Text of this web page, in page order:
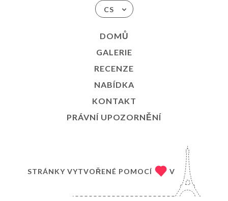
CS
DOMŮ
GALERIE
RECENZE
NABÍDKA
KONTAKT
PRÁVNÍ UPOZORNĚNÍ
STRÁNKY VYTVOŘENÉ POMOCÍ V